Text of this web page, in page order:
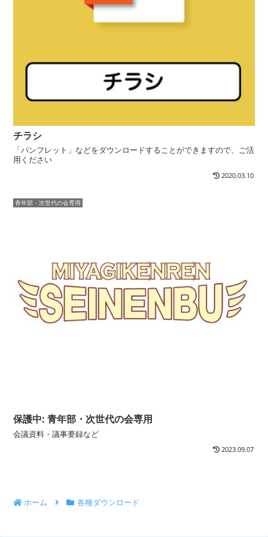
チラシ
「パンフレット」などをダウンロードすることができますので、ご活
用ください
2020.03.10
青年部・次世代の会専用
保護中: 青年部・次世代の会専用
会議資料・議事要録など
2023.09.07
ホーム 各種ダウンロード